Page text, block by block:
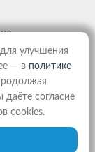
улучшения
— в политике
даёте согласие
cookies.